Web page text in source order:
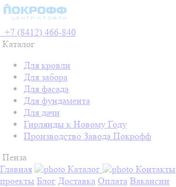
+7 (8412) 466-840
Каталог
Для кровли
Для забора
Для фасада
Для фундамента
Для дачи
Гирлянды к Новому Году
Производство Завода Покрофф
Пенза
Главная
Каталог Контакты
проекты Блог Доставка Оплата Вакансии